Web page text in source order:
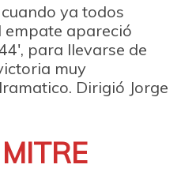
ya todos
apareció
para llevarse de
muy
Dirigió Jorge